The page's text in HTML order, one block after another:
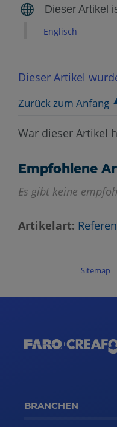
Englisch
Dieser Artikel
Zurück zum Anfang
War dieser Artikel
Empfohlene
Es gibt keine
Artikelart
Sitemap
BRANCHEN